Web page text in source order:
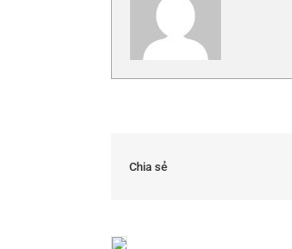
Chia sẻ